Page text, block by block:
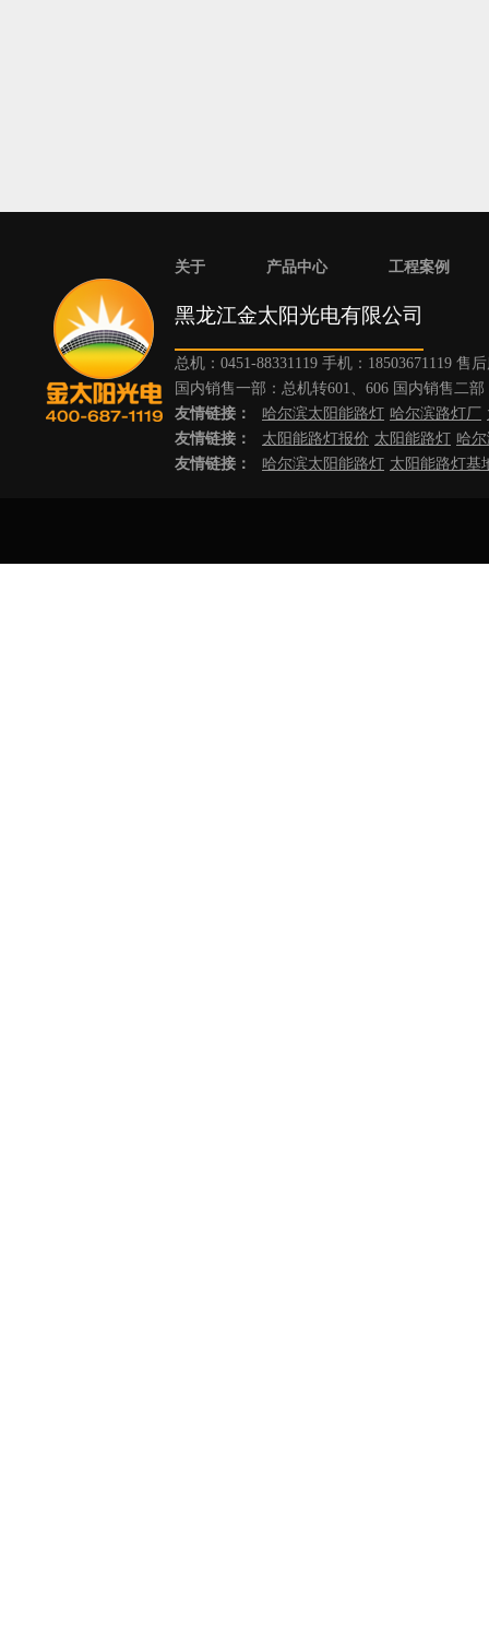
关于 产品中心 工程案例
黑龙江金太阳光电有限公司
总机：0451-88331119 手机：18503671119 售
国内销售一部：总机转601、606 国内销售二
友情链接：
哈尔滨太阳能路灯 哈尔滨路灯厂
友情链接：
太阳能路灯报价 太阳能路灯 哈
友情链接：
哈尔滨太阳能路灯 太阳能路灯基